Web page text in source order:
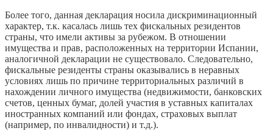
Более того, данная декларация носила дискриминационный
характер, т.к. касалась лишь тех фискальных резидентов
страны, что имели активы за рубежом. В отношении
имущества и прав, расположенных на территории Испании,
аналогичной декларации не существовало. Следовательно,
фискальные резиденты страны оказывались в неравных
условиях лишь по причине территориальных различий в
нахождении личного имущества (недвижимости, банковских
счетов, ценных бумаг, долей участия в уставных капиталах
иностранных компаний или фондах, страховых выплат
(например, по инвалидности) и т.д.).